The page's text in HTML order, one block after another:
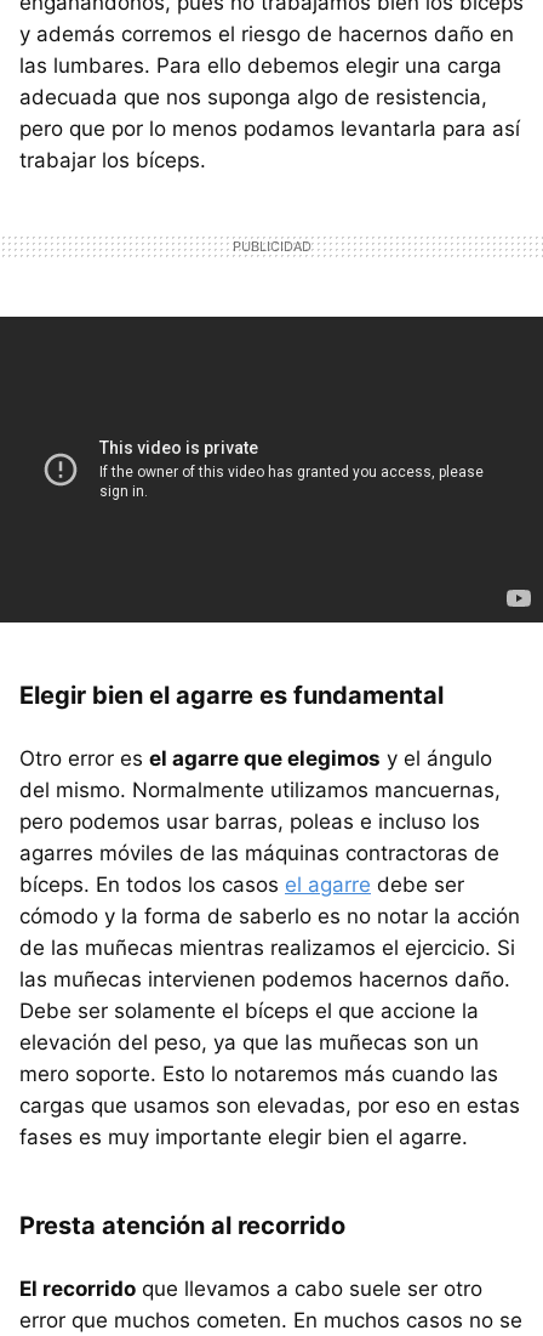
y además corremos el riesgo de hacernos daño en
las lumbares. Para ello debemos elegir una carga
adecuada que nos suponga algo de resistencia,
pero que por lo menos podamos levantarla para así
trabajar los bíceps.
Elegir bien el agarre es fundamental
Otro error es el agarre que elegimos y el ángulo
del mismo. Normalmente utilizamos mancuernas,
pero podemos usar barras, poleas e incluso los
agarres móviles de las máquinas contractoras de
bíceps. En todos los casos el agarre debe ser
cómodo y la forma de saberlo es no notar la acción
de las muñecas mientras realizamos el ejercicio. Si
las muñecas intervienen podemos hacernos daño.
Debe ser solamente el bíceps el que accione la
elevación del peso, ya que las muñecas son un
mero soporte. Esto lo notaremos más cuando las
cargas que usamos son elevadas, por eso en estas
fases es muy importante elegir bien el agarre.
Presta atención al recorrido
El recorrido que llevamos a cabo suele ser otro
error que muchos cometen. En muchos casos no se